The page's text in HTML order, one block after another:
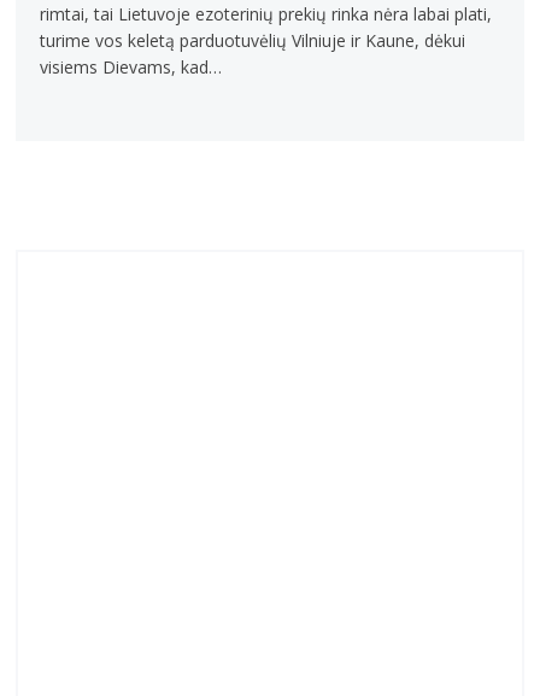
rimtai, tai Lietuvoje ezoterinių prekių rinka nėra labai plati,
turime vos keletą parduotuvėlių Vilniuje ir Kaune, dėkui
visiems Dievams, kad…